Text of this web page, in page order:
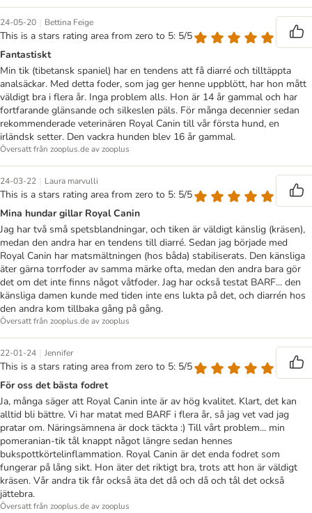
24-05-20 | Bettina Feige
This is a stars rating area from zero to 5: 5/5
Fantastiskt
Min tik (tibetansk spaniel) har en tendens att få diarré och tilltäppta
analsäckar. Med detta foder, som jag ger henne uppblött, har hon mått
väldigt bra i flera år. Inga problem alls. Hon är 14 år gammal och har
fortfarande glänsande och silkeslen päls. För många decennier sedan
rekommenderade veterinären Royal Canin till vår första hund, en
irländsk setter. Den vackra hunden blev 16 år gammal.
Översatt från zooplus.de av zooplus
24-03-22 | Laura marvulli
This is a stars rating area from zero to 5: 5/5
Mina hundar gillar Royal Canin
Jag har två små spetsblandningar, och tiken är väldigt känslig (kräsen),
medan den andra har en tendens till diarré. Sedan jag började med
Royal Canin har matsmältningen (hos båda) stabiliserats. Den känsliga
äter gärna torrfoder av samma märke ofta, medan den andra bara gör
det om det inte finns något våtfoder. Jag har också testat BARF... den
känsliga damen kunde med tiden inte ens lukta på det, och diarrén hos
den andra kom tillbaka gång på gång.
Översatt från zooplus.de av zooplus
22-01-24 | Jennifer
This is a stars rating area from zero to 5: 5/5
För oss det bästa fodret
Ja, många säger att Royal Canin inte är av hög kvalitet. Klart, det kan
alltid bli bättre. Vi har matat med BARF i flera år, så jag vet vad jag
pratar om. Näringsämnena är dock täckta :) Till vårt problem... min
pomeranian-tik tål knappt något längre sedan hennes
bukspottkörtelinflammation. Royal Canin är det enda fodret som
fungerar på lång sikt. Hon äter det riktigt bra, trots att hon är väldigt
kräsen. Vår andra tik får också äta det då och då och tål det också
jättebra.
Översatt från zooplus.de av zooplus